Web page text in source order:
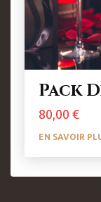
Pack
Prix
80,00 €
EN SAVOIR